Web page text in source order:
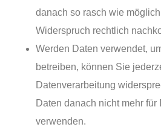
danach so rasch wie
Widerspruch rechtlich
Werden Daten verwendet,
betreiben, können Sie
Datenverarbeitung
Daten danach nicht mehr für
verwenden.